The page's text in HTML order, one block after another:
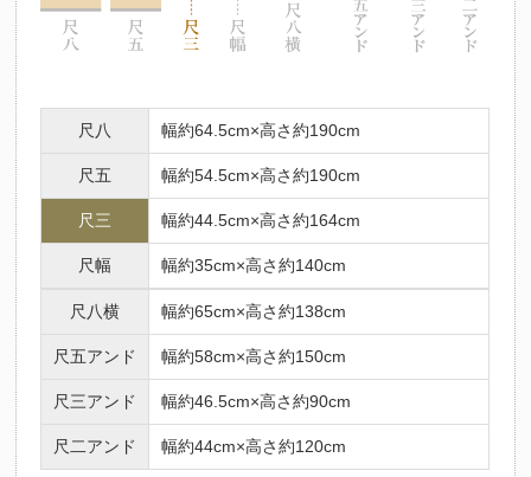
尺八 幅約64.5cm×高さ約190cm
尺五 幅約54.5cm×高さ約190cm
尺三 幅約44.5cm×高さ約164cm
尺幅 幅約35cm×高さ約140cm
尺八横 幅約65cm×高さ約138cm
尺五アンド 幅約58cm×高さ約150cm
尺三アンド 幅約46.5cm×高さ約90cm
尺二アンド 幅約44cm×高さ約120cm